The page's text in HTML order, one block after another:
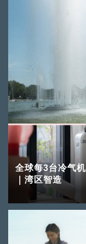
全球每3台冷气
｜湾区智造